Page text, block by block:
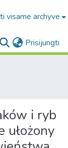
visame archyve
Prisijungti
i ryb
ułożony